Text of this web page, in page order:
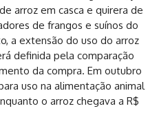
arroz em casca e quirera de
de frangos e suínos do
a extensão do uso do arroz
definida pela comparação
da compra. Em outubro
uso na alimentação animal
o arroz chegava a R$